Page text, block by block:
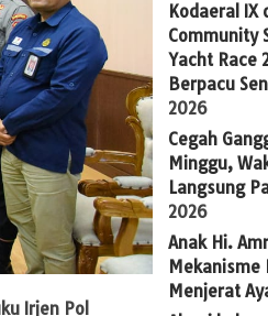
Irjen Pol
Kodaeral IX
Community
Yacht Race
Berpacu
2026
Cegah
Minggu,
Langsung
2026
Anak Hi.
Mekanisme
Menjerat